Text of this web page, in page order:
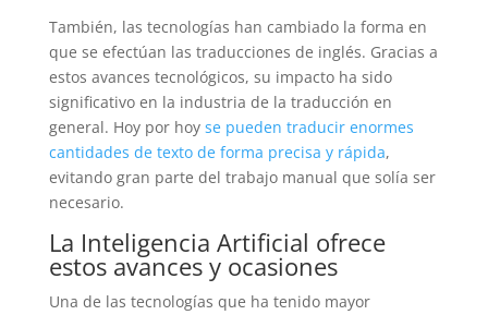
También, las tecnologías han cambiado la forma en
que se efectúan las traducciones de inglés. Gracias a
estos avances tecnológicos, su impacto ha sido
significativo en la industria de la traducción en
general. Hoy por hoy se pueden traducir enormes
cantidades de texto de forma precisa y rápida,
evitando gran parte del trabajo manual que solía ser
necesario.
La Inteligencia Artificial ofrece
estos avances y ocasiones
Una de las tecnologías que ha tenido mayor